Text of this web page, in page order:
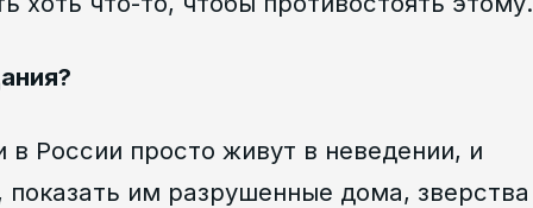
в России просто живут в неведении, и
показать им разрушенные дома, зверства